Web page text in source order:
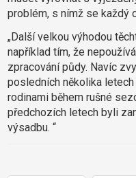
problém, s nímž se každý
„Další velkou výhodou
například tím, že
zpracování půdy. Navíc
posledních několika
rodinami během rušné
předchozích letech byli
výsadbu. “